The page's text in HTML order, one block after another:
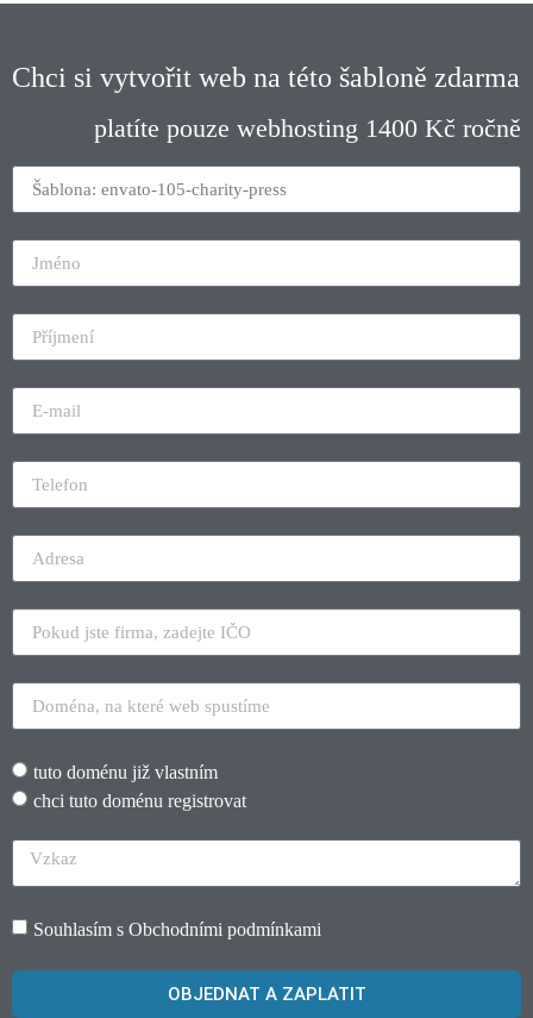
Chci si vytvořit web na této šabloně zdarma
platíte pouze webhosting 1400 Kč ročně
tuto doménu již vlastním
chci tuto doménu registrovat
Souhlasím s Obchodními podmínkami
OBJEDNAT A ZAPLATIT